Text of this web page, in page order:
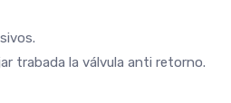
trabada la válvula anti retorno.